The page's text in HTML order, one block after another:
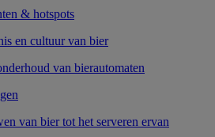
& hotspots
en cultuur van bier
van bierautomaten
van bier tot het serveren ervan